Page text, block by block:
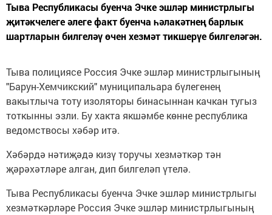
Тыва Республикасы буенча Эчке эшләр министрлыгы
җитәкчелеге әлеге факт буенча һәлакәтнең барлык
шартларын билгеләү өчен хезмәт тикшерүе билгеләгән.
Тыва полициясе Россия Эчке эшләр министрлыгының
"Барун-Хемчикский" муниципальара бүлегенең
вакытлыча тоту изоляторы бинасыннан качкан тугыз
тоткынны эзли. Бу хакта якшәмбе көнне республика
ведомствосы хәбәр итә.
Хәбәрдә нәтиҗәдә кизү торучы хезмәткәр тән
җәрәхәтләре алган, дип билгеләп үтелә.
Тыва Республикасы буенча Эчке эшләр министрлыгы
хезмәткәрләре Россия Эчке эшләр министрлыгының